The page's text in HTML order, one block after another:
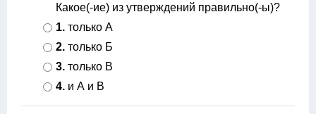
Какое(-ие) из утверждений правильно(-ы)?
1. только А
2. только Б
3. только В
4. и А и В